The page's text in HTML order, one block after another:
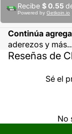
Recibe $ 0.55
Powered by Getkoin.io
Continúa
aderezos y
Reseñas de
Sé el
No